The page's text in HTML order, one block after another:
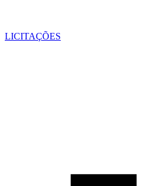
LICITAÇÕES